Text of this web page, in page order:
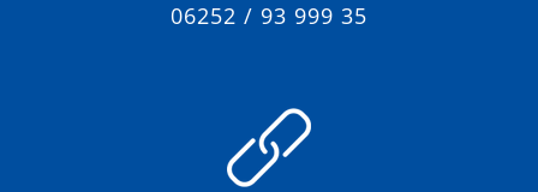
06252 / 93 999 35